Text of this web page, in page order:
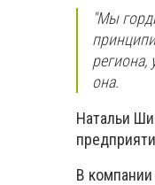
"Мы
региона,
она.
Натальи
В